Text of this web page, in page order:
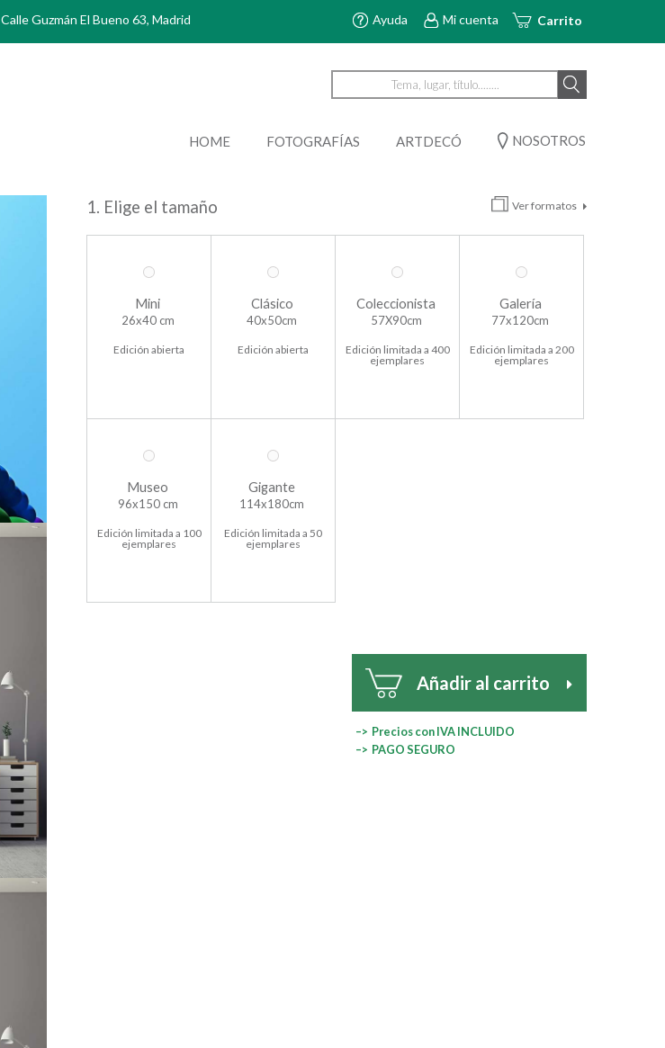
Carrito
Mi cuenta
Ayuda
Calle Guzmán El Bueno 63, Madrid
NOSOTROS
ARTDECÓ
FOTOGRAFÍAS
HOME
Ver formatos
1. Elige el tamaño
Mini
26x40 cm
Edición abierta
Clásico
40x50cm
Edición abierta
Coleccionista
57X90cm
Edición limitada a 400
ejemplares
Galería
77x120cm
Edición limitada a 200
ejemplares
Museo
96x150 cm
Edición limitada a 100
ejemplares
Gigante
114x180cm
Edición limitada a 50
ejemplares
Añadir al carrito
–> Precios con IVA INCLUIDO
–> PAGO SEGURO